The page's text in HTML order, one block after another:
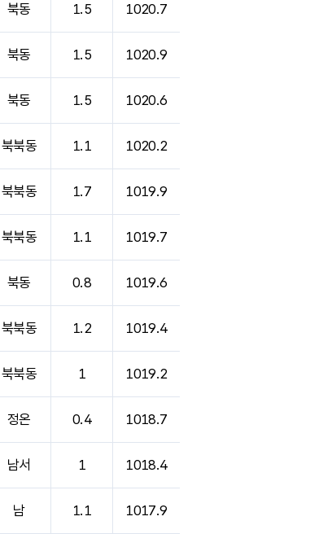
북동 1.5 1020.7
북동 1.5 1020.9
북동 1.5 1020.6
북북동 1.1 1020.2
북북동 1.7 1019.9
북북동 1.1 1019.7
북동 0.8 1019.6
북북동 1.2 1019.4
북북동 1 1019.2
정온 0.4 1018.7
남서 1 1018.4
남 1.1 1017.9